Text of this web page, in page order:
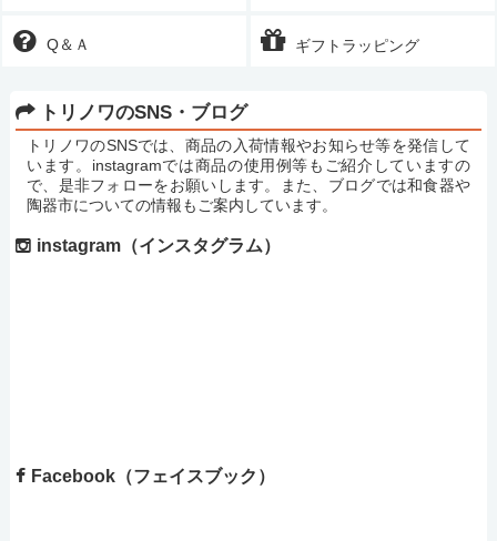
Q＆Ａ ギフトラッピング
トリノワのSNS・ブログ
トリノワのSNSでは、商品の入荷情報やお知らせ等を発信して
います。instagramでは商品の使用例等もご紹介していますの
で、是非フォローをお願いします。また、ブログでは和食器や
陶器市についての情報もご案内しています。
instagram（インスタグラム）
Facebook（フェイスブック）